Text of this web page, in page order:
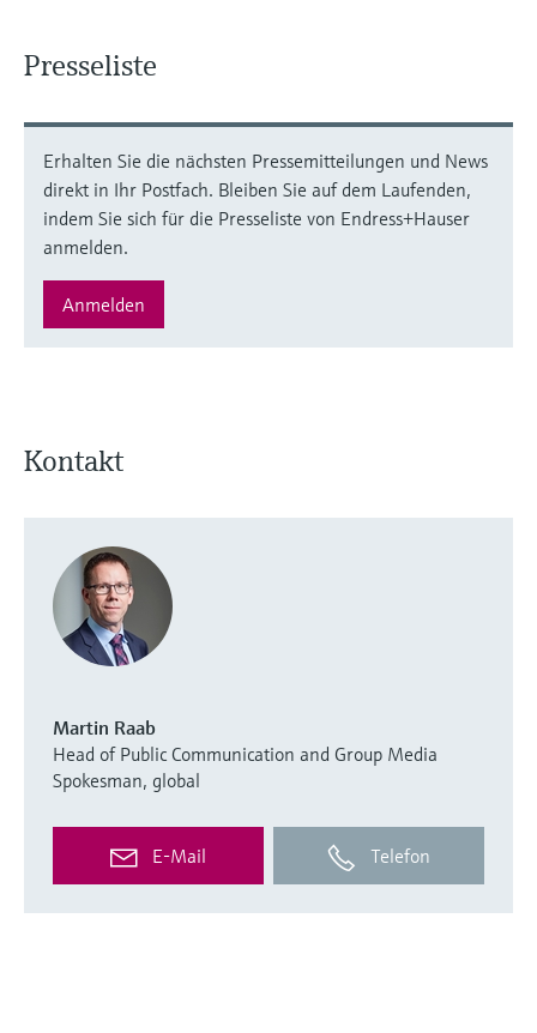
Presseliste
Erhalten Sie die nächsten Pressemitteilungen und News
direkt in Ihr Postfach. Bleiben Sie auf dem Laufenden,
indem Sie sich für die Presseliste von Endress+Hauser
anmelden.
Anmelden
Kontakt
Martin Raab
Head of Public Communication and Group Media
Spokesman, global
E-Mail Telefon